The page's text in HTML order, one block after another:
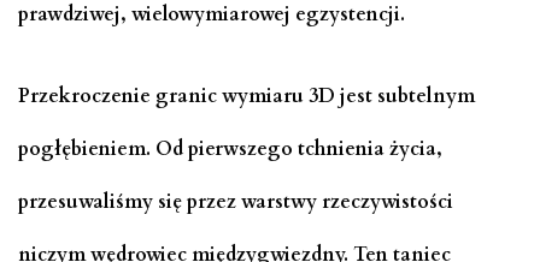
prawdziwej, wielowymiarowej egzystencji.
Przekroczenie granic wymiaru 3D jest subtelnym
pogłębieniem. Od pierwszego tchnienia życia,
przesuwaliśmy się przez warstwy rzeczywistości
niczym wędrowiec międzygwiezdny. Ten taniec